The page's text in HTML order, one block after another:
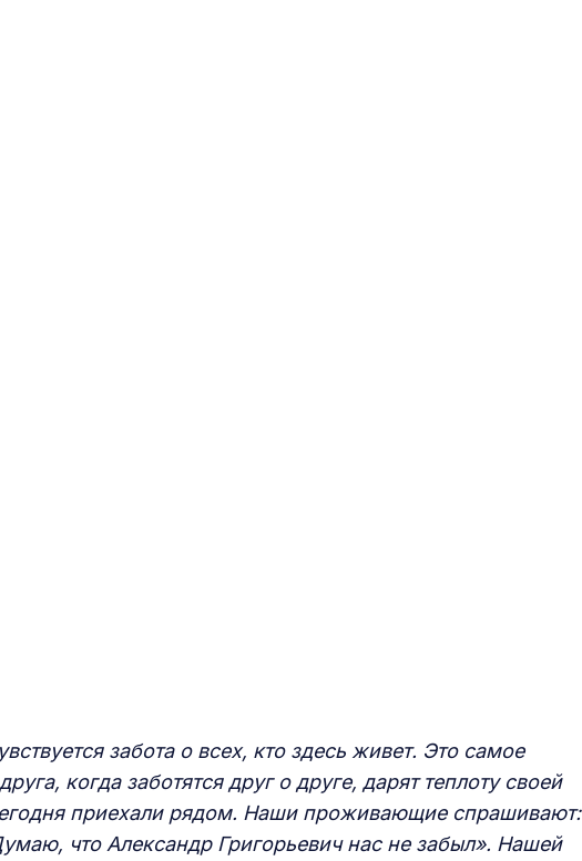
забота о всех, кто здесь живет. Это самое
когда заботятся друг о друге, дарят теплоту своей
приехали рядом. Наши проживающие спрашивают:
что Александр Григорьевич нас не забыл». Нашей